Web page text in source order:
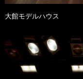
大館モデルハウス